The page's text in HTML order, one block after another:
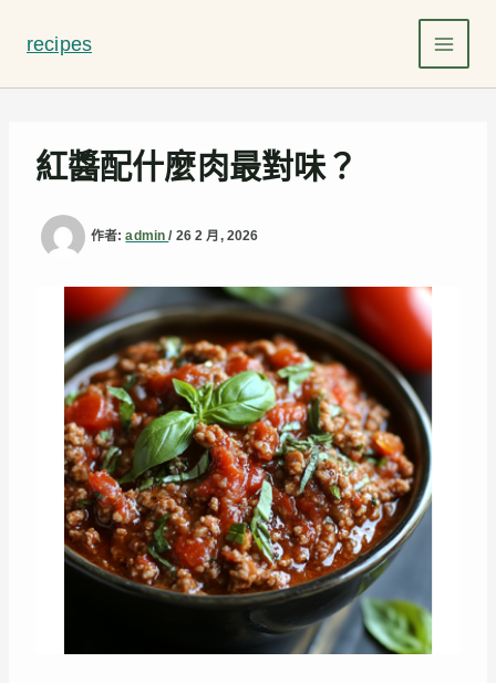
要
recipes
紅醬配什麼肉最對味？
作者:admin/ 26 2 月, 2026